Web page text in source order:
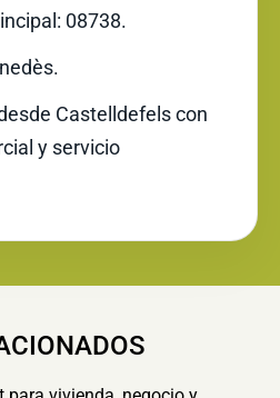
08738.
Castelldefels con
y servicio